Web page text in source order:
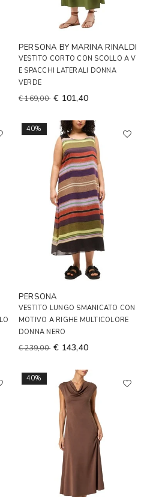
PERSONA BY MARINA RINALDI
VESTITO CORTO CON SCOLLO A V
E SPACCHI LATERALI DONNA
VERDE
€ 169,00 € 101,40
40%
PERSONA
VESTITO LUNGO SMANICATO CON
MOTIVO A RIGHE MULTICOLORE
DONNA NERO
€ 239,00 € 143,40
40%